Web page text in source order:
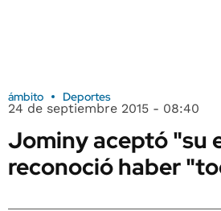
ámbito Deportes
24 de septiembre 2015 - 08:40
Jominy aceptó "su
reconoció haber